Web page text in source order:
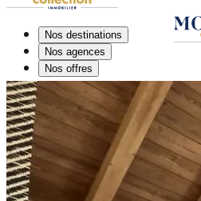
Nos destinations
Nos agences
Nos offres